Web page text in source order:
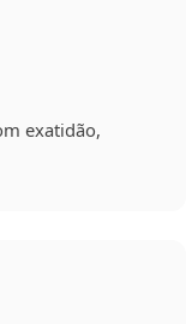
exatidão,